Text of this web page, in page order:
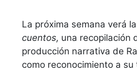
La próxima semana verá
cuentos, una recopilación
producción narrativa de
como reconocimiento a